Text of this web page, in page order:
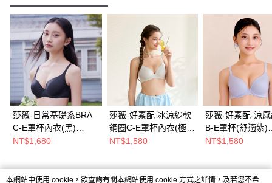
莎薇-日常基礎系BRA
C-E罩杯內衣(黑)
AB3565BL
NT$1,680
莎薇-好素配 冰涼紗軟
鋼圈C-E罩杯內衣(極簡
灰) AB3567FP
NT$1,580
莎薇-好素配-涼
B-E罩杯(舒適紫)
AB3551VA
NT$1,580
本網站中使用 cookie，欲查詢有關本網站使用 cookie 方式之詳情，及若您不希